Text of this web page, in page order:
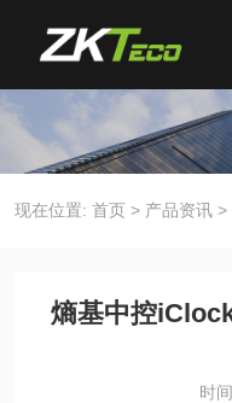
现在位置: 首页 > 产品资讯 >
熵基中控
时